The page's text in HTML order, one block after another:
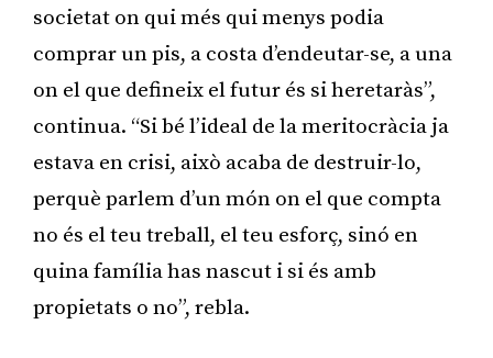
societat on qui més qui menys podia
comprar un pis, a costa d’endeutar-se, a una
on el que defineix el futur és si heretaràs”,
continua. “Si bé l’ideal de la meritocràcia ja
estava en crisi, això acaba de destruir-lo,
perquè parlem d’un món on el que compta
no és el teu treball, el teu esforç, sinó en
quina família has nascut i si és amb
propietats o no”, rebla.